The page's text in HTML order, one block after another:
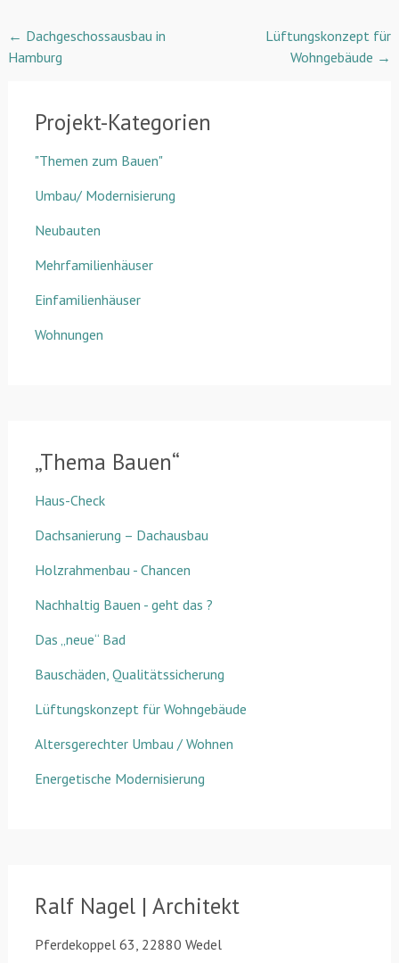
Post
navigation
← Dachgeschossausbau in
Hamburg
Lüftungskonzept für
Wohngebäude →
Projekt-Kategorien
"Themen zum Bauen"
Umbau/ Modernisierung
Neubauten
Mehrfamilienhäuser
Einfamilienhäuser
Wohnungen
„Thema Bauen“
Haus-Check
Dachsanierung – Dachausbau
Holzrahmenbau - Chancen
Nachhaltig Bauen - geht das ?
Das „neue“ Bad
Bauschäden, Qualitätssicherung
Lüftungskonzept für Wohngebäude
Altersgerechter Umbau / Wohnen
Energetische Modernisierung
Ralf Nagel | Architekt
Pferdekoppel 63, 22880 Wedel